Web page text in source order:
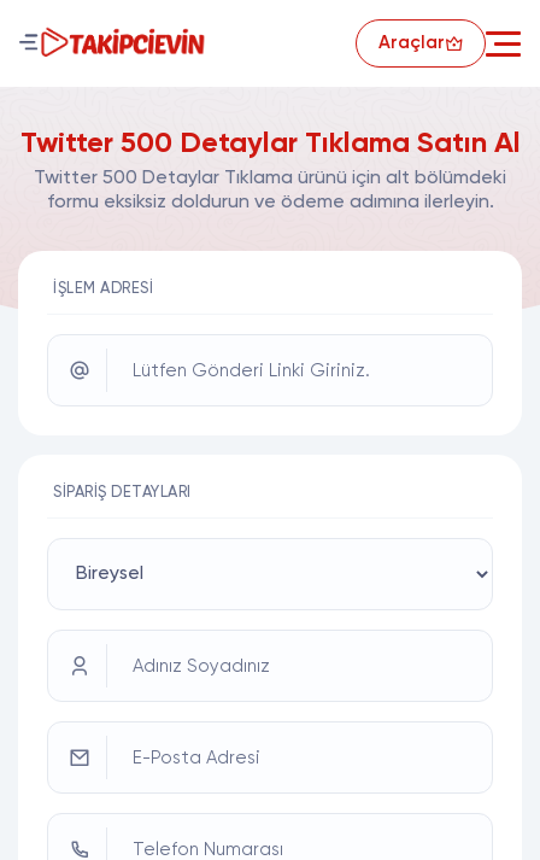
Araçlar
Twitter 500 Detaylar Tıklama Satın Al
Twitter 500 Detaylar Tıklama ürünü için alt bölümdeki
formu eksiksiz doldurun ve ödeme adımına ilerleyin.
İŞLEM ADRESI
Lütfen Gönderi Linki Giriniz.
SIPARIŞ DETAYLARI
Adınız Soyadınız
E-Posta Adresi
Telefon Numarası